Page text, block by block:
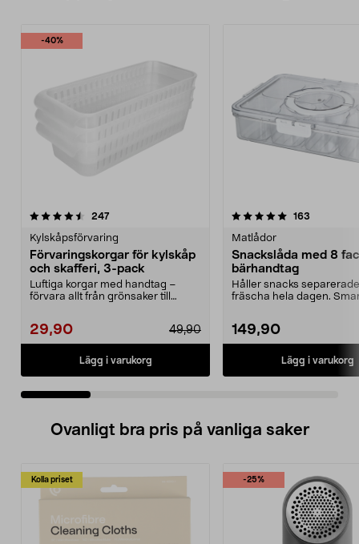
-40%
247recensioner
Kylskåpsförvaring
Förvaringskorgar för kylskåp
och skafferi, 3-pack
Luftiga korgar med handtag –
förvara allt från grönsaker till
29,90 49,90
Lägg i varukorg
5.0 av 5 stjärnor 163
Matlådor
Snackslåda med 8
bärhandtag
Håller snacks
fräscha hela dagen.
149,90
Lägg i varukorg
5.0 av 5 stjärnor
Ovanligt bra pris på vanliga saker
Kolla priset -25%